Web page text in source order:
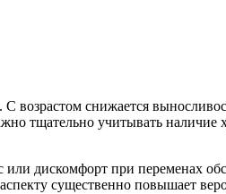
снижается
тщательно учитывать наличие
дискомфорт при переменах
существенно повышает